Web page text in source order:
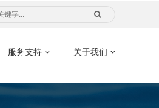
服务支持 关于我们